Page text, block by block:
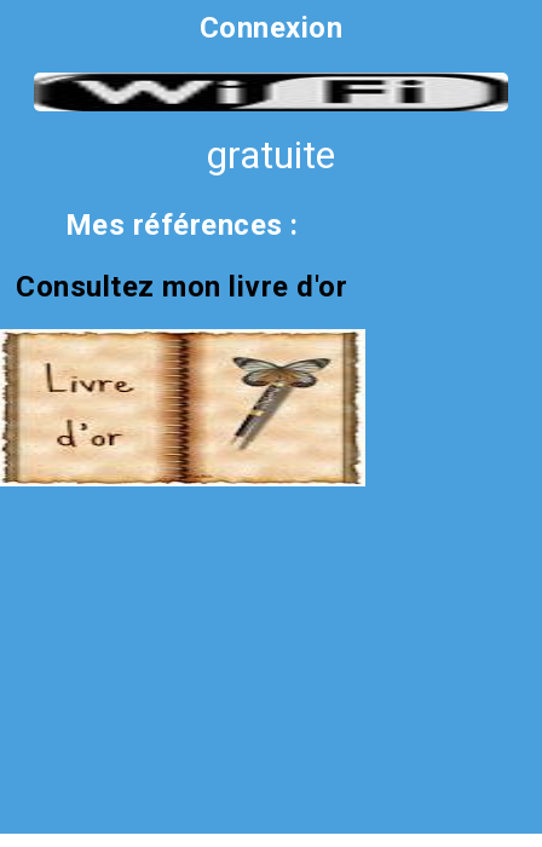
Connexion
gratuite
Mes références :
Consultez mon livre d'or